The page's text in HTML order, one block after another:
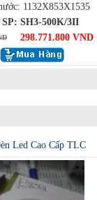
1132X853X1535
SH3-500K/3II
298.771.800 VND
Led Cao Cấp TLC